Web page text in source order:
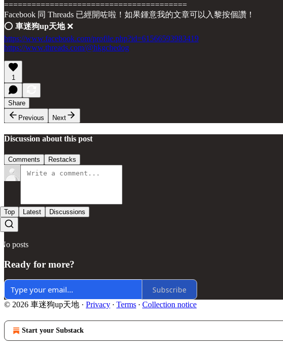
========================================
Facebook 同 Threads 已經開咗啦！如果鍾意我的文章可以入黎按個讚！
⭕️ 車迷狗up天地❌
https://www.facebook.com/profile.php?id=61566593983419
https://www.threads.com/@hkgchedog
1
Share
Previous
Next
Discussion about this post
Comments Restacks
Top Latest Discussions
No posts
Ready for more?
Subscribe
© 2026 車迷狗up天地 · Privacy ∙ Terms ∙ Collection notice
Start your Substack